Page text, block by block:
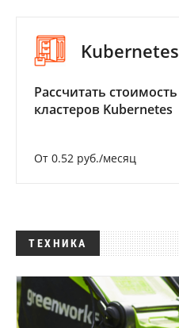
Kubernetes
Рассчитать стоимость
кластеров Kubernetes
От 0.52 руб./месяц
ТЕХНИКА